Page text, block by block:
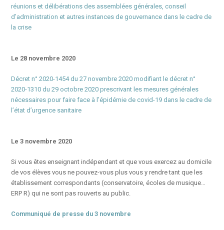
réunions et délibérations des assemblées générales, conseil
d’administration et autres instances de gouvernance dans le cadre de
la crise
Le 28 novembre 2020
Décret n° 2020-1454 du 27 novembre 2020 modifiant le décret n°
2020-1310 du 29 octobre 2020 prescrivant les mesures générales
nécessaires pour faire face à l’épidémie de covid-19 dans le cadre de
l’état d’urgence sanitaire
Le 3 novembre 2020
Si vous êtes enseignant indépendant et que vous exercez au domicile
de vos élèves vous ne pouvez-vous plus vous y rendre tant que les
établissement correspondants (conservatoire, écoles de musique…
ERP R) qui ne sont pas rouverts au public.
Communiqué de presse du 3 novembre